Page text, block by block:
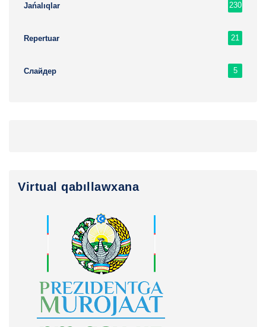
Jańalıqlar 230
Repertuar 21
Слайдер 5
Virtual qabıllawxana